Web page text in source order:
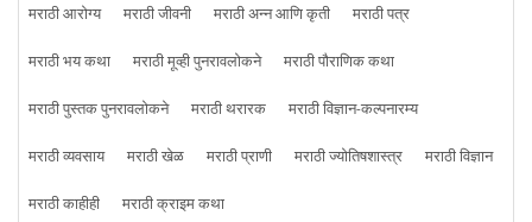
मराठी आरोग्य
मराठी जीवनी मराठी अन्न आणि कृती
मराठी पत्र
मराठी भय कथा
मराठी मूव्ही पुनरावलोकने
मराठी पौराणिक कथा
मराठी पुस्तक पुनरावलोकने
मराठी थरारक
मराठी विज्ञान-कल्पनारम्य
मराठी व्यवसाय
मराठी खेळ मराठी प्राणी मराठी ज्योतिषशास्त्र
मराठी विज्ञान
मराठी काहीही
मराठी क्राइम कथा